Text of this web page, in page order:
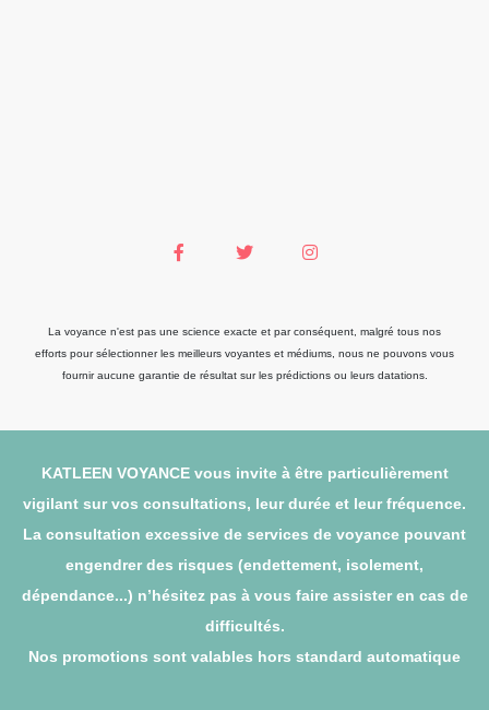
La voyance n'est pas une science exacte et par conséquent, malgré tous nos
efforts pour sélectionner les meilleurs voyantes et médiums, nous ne pouvons vous
fournir aucune garantie de résultat sur les prédictions ou leurs datations.
KATLEEN VOYANCE vous invite à être particulièrement
vigilant sur vos consultations, leur durée et leur fréquence.
La consultation excessive de services de voyance pouvant
engendrer des risques (endettement, isolement,
dépendance...) n’hésitez pas à vous faire assister en cas de
difficultés.
Nos promotions sont valables hors standard automatique